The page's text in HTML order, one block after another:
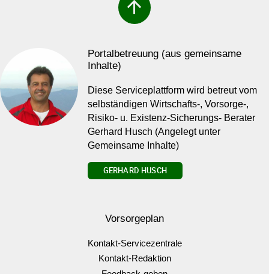
arrow_upward
Portalbetreuung (aus gemeinsame
Inhalte)
Diese Serviceplattform wird betreut vom
selbständigen Wirtschafts-, Vorsorge-,
Risiko- u. Existenz-Sicherungs- Berater
Gerhard Husch (Angelegt unter
Gemeinsame Inhalte)
GERHARD HUSCH
Vorsorgeplan
Kontakt-Servicezentrale
Kontakt-Redaktion